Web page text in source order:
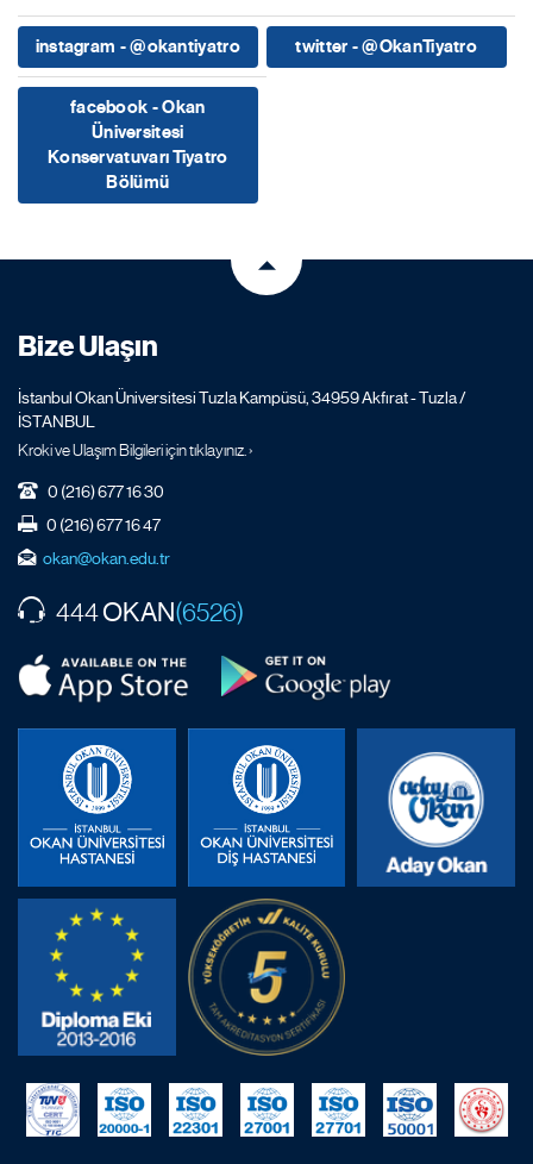
instagram - @okantiyatro twitter - @OkanTiyatro
facebook - Okan
Üniversitesi
Konservatuvarı Tiyatro
Bölümü
Bize Ulaşın
İstanbul Okan Üniversitesi Tuzla Kampüsü, 34959 Akfırat - Tuzla /
İSTANBUL
Kroki ve Ulaşım Bilgileri için tıklayınız. ›
0 (216) 677 16 30
0 (216) 677 16 47
okan@okan.edu.tr
444OKAN(6526)